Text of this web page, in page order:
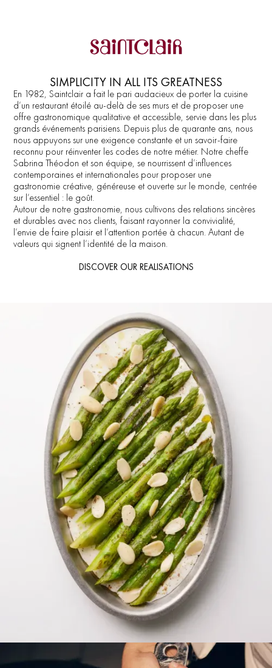
SIMPLICITY IN ALL ITS GREATNESS
En 1982, Saintclair a fait le pari audacieux de porter la cuisine
d’un restaurant étoilé au-delà de ses murs et de proposer une
offre gastronomique qualitative et accessible, servie dans les plus
grands événements parisiens. Depuis plus de quarante ans, nous
nous appuyons sur une exigence constante et un savoir-faire
reconnu pour réinventer les codes de notre métier. Notre cheffe
Sabrina Théodon et son équipe, se nourrissent d’influences
contemporaines et internationales pour proposer une
gastronomie créative, généreuse et ouverte sur le monde, centrée
sur l’essentiel : le goût.
Autour de notre gastronomie, nous cultivons des relations sincères
et durables avec nos clients, faisant rayonner la convivialité,
l’envie de faire plaisir et l’attention portée à chacun. Autant de
valeurs qui signent l’identité de la maison.
DISCOVER OUR REALISATIONS